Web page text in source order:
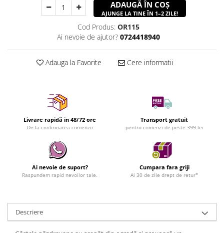
ADAUGĂ ÎN COȘ
AJUNGE LA TINE ÎN 1–2 ZILE!
Cod Produs: OR115
Ai nevoie de ajutor? 0724418940
Adauga la Favorite Cere informatii
Livrare rapidă in 48/72 ore
De la confirmarea comenzii
Transport gratuit
pentru comenzi de peste 399 lei
Ai nevoie de suport?
Raspundem rapid nevoilor tale.
Cumpara fara griji
Ai 30 de zile drept de retur*
Descriere